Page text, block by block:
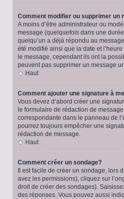
Comment modifier ou supprimer un
A moins d’être administrateur ou
message (quelquefois dans une
quelqu’un a déjà répondu au
été modifié ainsi que la date et
le message, cependant ils ont la
peuvent pas supprimer un message
Haut
Comment ajouter une signature à
Vous devez d’abord créer une
le formulaire de rédaction de
correspondante dans le panneau de
pourrez toujours empêcher une
rédaction de message.
Haut
Comment créer un sondage?
Il est facile de créer un sondage, lors
avez les permissions), cliquez sur
droit de créer des sondages).
des réponses. Vous pouvez aussi